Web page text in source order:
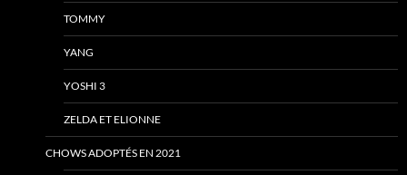
TOMMY
YANG
YOSHI 3
ZELDA ET ELIONNE
CHOWS ADOPTÉS EN 2021